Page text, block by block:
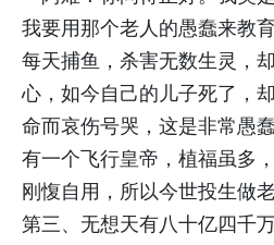
我要用那个老人的愚蠢来教
每天捕鱼，杀害无数生灵，
心，如今自己的儿子死了，
命而哀伤号哭，这是非常愚
有一个飞行皇帝，植福虽多
刚愎自用，所以今世投生做
第三、无想天有八十亿四千